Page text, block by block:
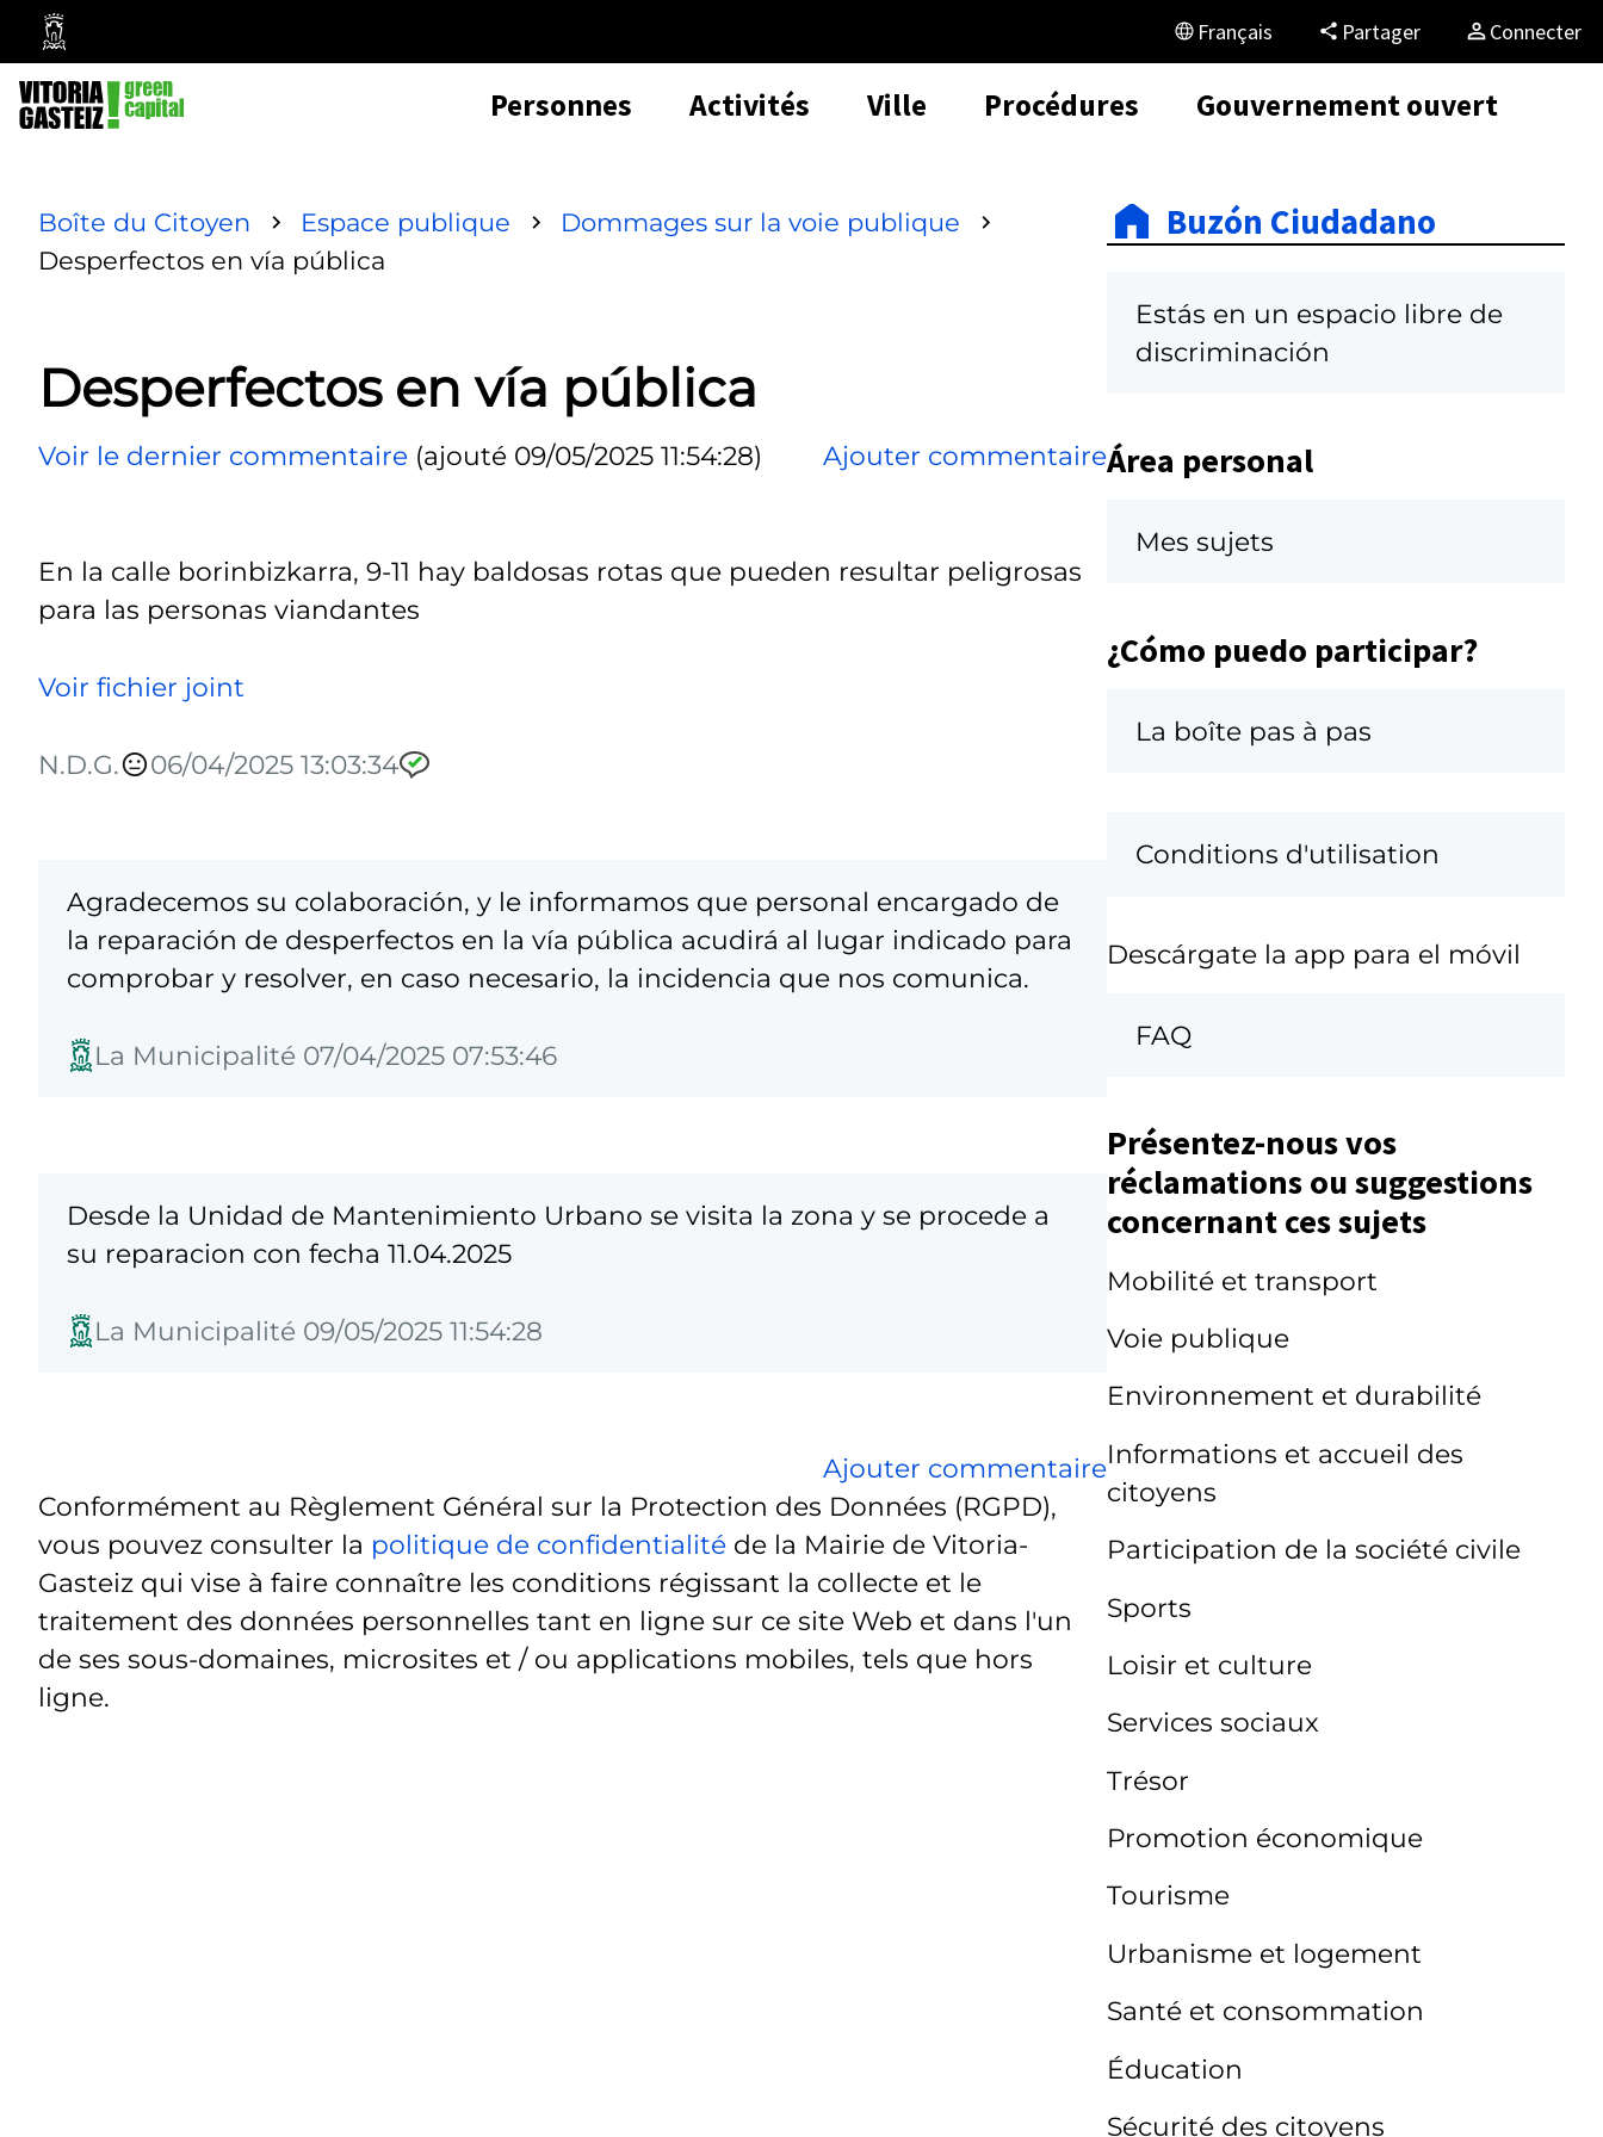
Mairie
de
Vitoria-
Gasteiz
Français Partager Connecter
Personnes Activités Ville Procédures Gouvernement ouvert
Boîte du Citoyen Espace publique
Dommages sur la voie publique
Desperfectos en vía pública
Desperfectos en vía pública
Voir le dernier commentaire (ajouté 09/05/2025 11:54:28) Ajouter commentaire
En la calle borinbizkarra, 9-11 hay baldosas rotas que pueden resultar peligrosas
para las personas viandantes
Voir fichier joint
N.D.G. 06/04/2025 13:03:34
Agradecemos su colaboración, y le informamos que personal encargado de
la reparación de desperfectos en la vía pública acudirá al lugar indicado para
comprobar y resolver, en caso necesario, la incidencia que nos comunica.
La Municipalité 07/04/2025 07:53:46
Desde la Unidad de Mantenimiento Urbano se visita la zona y se procede a
su reparacion con fecha 11.04.2025
La Municipalité 09/05/2025 11:54:28
Ajouter commentaire
Conformément au Règlement Général sur la Protection des Données (RGPD),
vous pouvez consulter la politique de confidentialité de la Mairie de Vitoria-
Gasteiz qui vise à faire connaître les conditions régissant la collecte et le
traitement des données personnelles tant en ligne sur ce site Web et dans l'un
de ses sous-domaines, microsites et / ou applications mobiles, tels que hors
ligne.
Buzón Ciudadano
Estás en un espacio libre de
discriminación
Área personal
Mes sujets
¿Cómo puedo participar?
La boîte pas à pas
Conditions d'utilisation
Descárgate la app para el móvil
FAQ
Présentez-nous vos
réclamations ou suggestions
concernant ces sujets
Mobilité et transport
Voie publique
Environnement et durabilité
Informations et accueil des
citoyens
Participation de la société civile
Sports
Loisir et culture
Services sociaux
Trésor
Promotion économique
Tourisme
Urbanisme et logement
Santé et consommation
Éducation
Sécurité des citoyens